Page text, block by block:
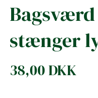
stænger
38,00 DKK